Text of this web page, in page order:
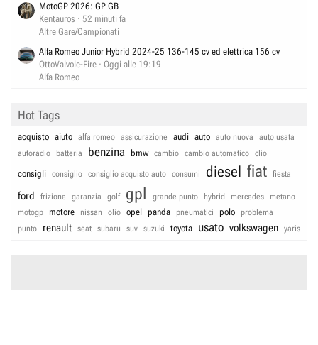
MotoGP 2026: GP GB
Kentauros
52 minuti fa
Altre Gare/Campionati
Alfa Romeo Junior Hybrid 2024-25 136-145 cv ed elettrica 156 cv
OttoValvole-Fire
Oggi alle 19:19
Alfa Romeo
Hot Tags
acquisto aiuto alfa romeo assicurazione audi auto auto nuova
auto usata
autoradio
batteria benzina bmw cambio cambio automatico clio
consigli consiglio consiglio acquisto auto consumi diesel fiat fiesta
ford frizione garanzia golf gpl grande punto hybrid mercedes
metano
motogp
motore nissan olio opel panda pneumatici polo
problema
punto
renault seat subaru suv suzuki toyota usato volkswagen yaris